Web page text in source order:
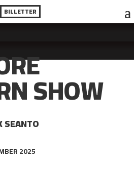
BILLETTER
SHOW
SEANTO
2025